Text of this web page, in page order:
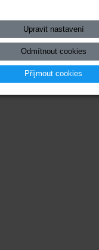
registrátora v ČR
Upravit nastavení
Odmítnout cookies
Přijmout cookies